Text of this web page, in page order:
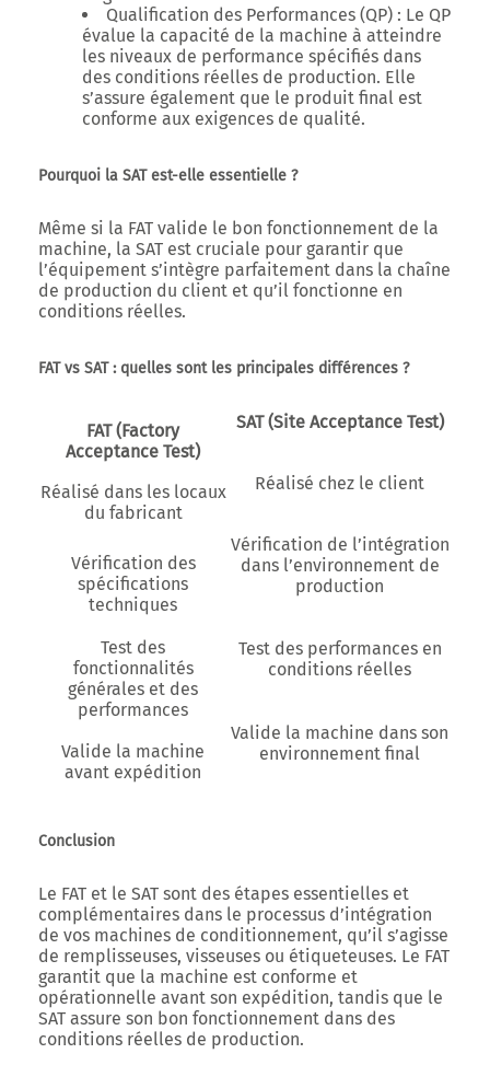
Qualification des Performances (QP) : Le QP
évalue la capacité de la machine à atteindre
les niveaux de performance spécifiés dans
des conditions réelles de production. Elle
s’assure également que le produit final est
conforme aux exigences de qualité.
Pourquoi la SAT est-elle essentielle ?
Même si la FAT valide le bon fonctionnement de la
machine, la SAT est cruciale pour garantir que
l’équipement s’intègre parfaitement dans la chaîne
de production du client et qu’il fonctionne en
conditions réelles.
FAT vs SAT : quelles sont les principales différences ?
FAT (Factory
Acceptance Test)
SAT (Site Acceptance Test)
Réalisé dans les locaux
du fabricant
Réalisé chez le client
Vérification des
spécifications
techniques
Vérification de l’intégration
dans l’environnement de
production
Test des
fonctionnalités
générales et des
performances
Test des performances en
conditions réelles
Valide la machine
avant expédition
Valide la machine dans son
environnement final
Conclusion
Le FAT et le SAT sont des étapes essentielles et
complémentaires dans le processus d’intégration
de vos machines de conditionnement, qu’il s’agisse
de remplisseuses, visseuses ou étiqueteuses. Le FAT
garantit que la machine est conforme et
opérationnelle avant son expédition, tandis que le
SAT assure son bon fonctionnement dans des
conditions réelles de production.